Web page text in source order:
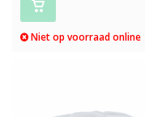
Niet op voorraad online